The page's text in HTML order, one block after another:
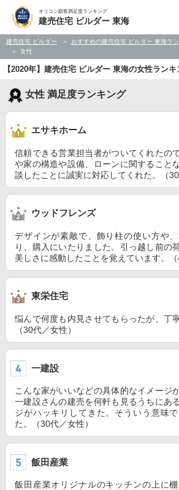
オリコン顧客満足度ランキング
建売住宅 ビルダー 東海
建売住宅 ビルダー おすすめの建売住宅 ビルダー 東海ラ
女性
【2020年】建売住宅 ビルダー 東海の女性ラン
女性 満足度ランキング
エサキホーム
信頼できる営業担当者がついてくれたの
や家の構造や設備、ローンに関すること
談したことに誠実に対応してくれた。（30
ウッドフレンズ
デザインが素敵で、飾り柱の使い方や
り、購入にいたりました。引っ越し前の
美しさに感動したことを覚えています。（
東栄住宅
悩んで何度も内見させてもらったが、丁
（30代／女性）
一建設
こんな家がいいなどの具体的なイメージ
一建設さんの建売を何軒も見るうちにあ
ジがハッキリしてきた。そういう意味
た。（30代／女性）
飯田産業
飯田産業オリジナルのキッチンの上に